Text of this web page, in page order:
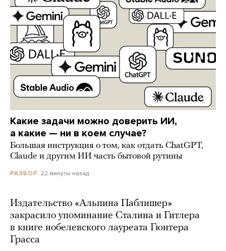
Какие задачи можно доверить ИИ,
а какие — ни в коем случае?
Большая инструкция о том, как отдать ChatGPT,
Claude и другим ИИ часть бытовой рутины
РАЗБОР 22 минуты назад
Издательство «Альпина Паблишер»
закрасило упоминание Сталина и Гитлера
в книге нобелевского лауреата Гюнтера
Грасса